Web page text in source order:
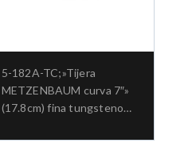
5-182A-TC;»Tijera
METZENBAUM curva 7″»
(17.8cm) fina tungsteno
general